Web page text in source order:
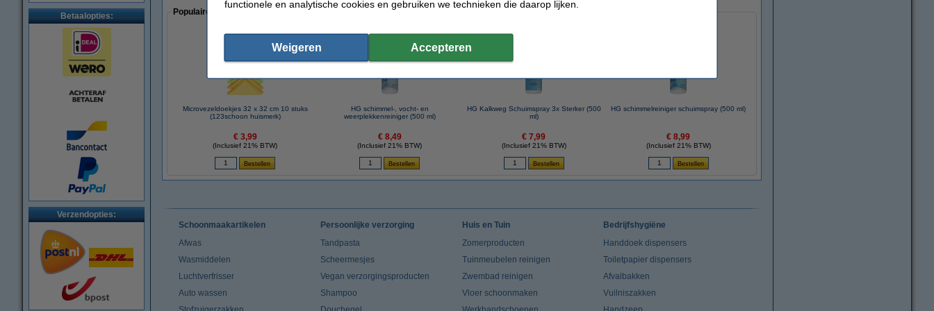
Betaalopties:
Verzendopties:
Populaire artikelen van klanten die dit artikel ook besteld hebben
Microvezeldoekjes 32 x 32 cm 10 stuks
(123schoon huismerk)
€ 3,99
(Inclusief 21% BTW)
HG schimmel-, vocht- en
weerplekkenreiniger (500 ml)
€ 8,49
(Inclusief 21% BTW)
HG Kalkweg Schuimspray 3x Sterker (500
ml)
€ 7,99
(Inclusief 21% BTW)
HG schimmelreiniger schuimspray (500 ml)
€ 8,99
(Inclusief 21% BTW)
Schoonmaakartikelen
Afwas
Wasmiddelen
Luchtverfrisser
Auto wassen
Persoonlijke verzorging
Tandpasta
Scheermesjes
Vegan verzorgingsproducten
Shampoo
Huis en Tuin
Zomerproducten
Tuinmeubelen reinigen
Zwembad reinigen
Vloer schoonmaken
Bedrijfshygiëne
Handdoek dispensers
Toiletpapier dispensers
Afvalbakken
Vuilniszakken
functionele en analytische cookies en gebruiken we technieken die daarop lijken.
Weigeren Accepteren